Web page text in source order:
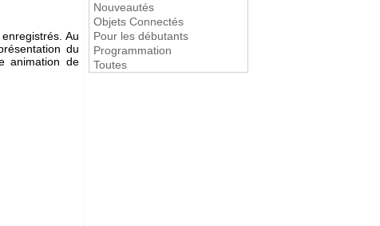
Au
du
animation de
Nouveautés
Objets Connectés
Pour les débutants
Programmation
Toutes